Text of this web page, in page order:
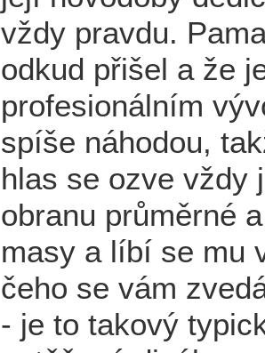
vždy pravdu.
odkud přišel a že
profesionálním
spíše náhodou,
hlas se ozve vždy
obranu průměrné
masy a líbí se mu
čeho se vám
- je to takový